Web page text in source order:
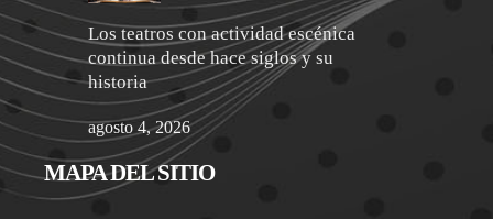
Los teatros con actividad escénica
continua desde hace siglos y su
historia
agosto 4, 2026
MAPA DEL SITIO